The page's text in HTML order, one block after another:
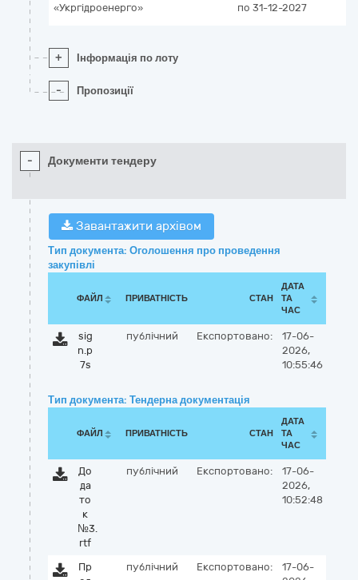
«Укргідроенерго»
по 31-12-2027
+ Інформація по лоту
- Пропозиції
- Документи тендеру
Завантажити архівом
Тип документа: Оголошення про проведення
закупівлі
ФАЙЛ ПРИВАТНІСТЬ СТАН
ДАТА
ТА
ЧАС
sig
n.p
7s
публічний Експортовано:
17-06-
2026,
10:55:46
Тип документа: Тендерна документація
ФАЙЛ ПРИВАТНІСТЬ СТАН
ДАТА
ТА
ЧАС
До
да
то
к
№3.
rtf
публічний Експортовано:
17-06-
2026,
10:52:48
Пр
публічний Експортовано:
17-06-